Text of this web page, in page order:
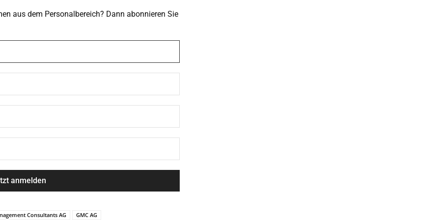
aus dem Personalbereich? Dann abonnieren Sie
Consultants AG
GMC AG